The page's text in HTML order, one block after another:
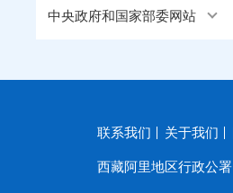
中央政府和国家部委网站
联系我们 关于我们
西藏阿里地区行政公署